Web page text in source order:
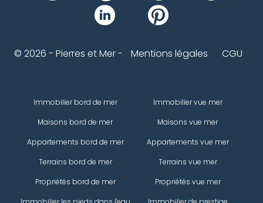
© 2026 - Pierres et Mer - Mentions légales CGU
Immobilier bord de mer
Maisons bord de mer
Appartements bord de mer
Terrains bord de mer
Propriétés bord de mer
Immobilier vue mer
Maisons vue mer
Appartements vue mer
Terrains vue mer
Propriétés vue mer